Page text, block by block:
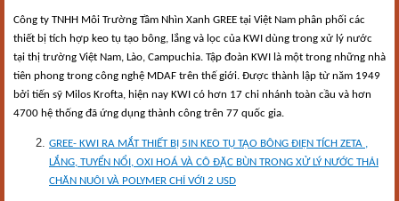
Công ty TNHH Môi Trường Tầm Nhìn Xanh GREE tại Việt Nam phân phối các
thiết bị tích hợp keo tụ tạo bông, lắng và lọc của KWI dùng trong xử lý nước
tại thị trường Việt Nam, Lào, Campuchia. Tập đoàn KWI là một trong những nhà
tiên phong trong công nghệ MDAF trên thế giới. Được thành lập từ năm 1949
bởi tiến sỹ Milos Krofta, hiện nay KWI có hơn 17 chi nhánh toàn cầu và hơn
4700 hệ thống đã ứng dụng thành công trên 77 quốc gia.
GREE- KWI RA MẮT THIẾT BỊ 5IN KEO TỤ TẠO BÔNG ĐIỆN TÍCH ZETA ,
LẮNG, TUYỂN NỔI, OXI HOÁ VÀ CÔ ĐẶC BÙN TRONG XỬ LÝ NƯỚC THẢI
CHĂN NUÔI VÀ POLYMER CHỈ VỚI 2 USD